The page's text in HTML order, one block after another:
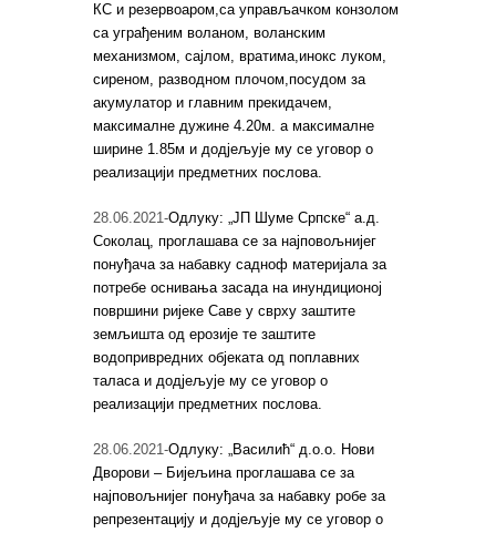
КС и резервоаром,са управљачком конзолом
са уграђеним воланом, воланским
механизмом, сајлом, вратима,инокс луком,
сиреном, разводном плочом,посудом за
акумулатор и главним прекидачем,
максималне дужине 4.20м. а максималне
ширине 1.85м и додјељује му се уговор о
реализацији предметних послова.
28.06.2021-Одлуку: „ЈП Шуме Српске“ а.д.
Соколац, проглашава се за најповољнијег
понуђача за набавку садноф материјала за
потребе оснивања засада на инундиционој
површини ријеке Саве у сврху заштите
земљишта од ерозије те заштите
водопривредних објеката од поплавних
таласа и додјељује му се уговор о
реализацији предметних послова.
28.06.2021-Одлуку: „Василић“ д.о.о. Нови
Дворови – Бијељина проглашава се за
најповољнијег понуђача за набавку робе за
репрезентацију и додјељује му се уговор о